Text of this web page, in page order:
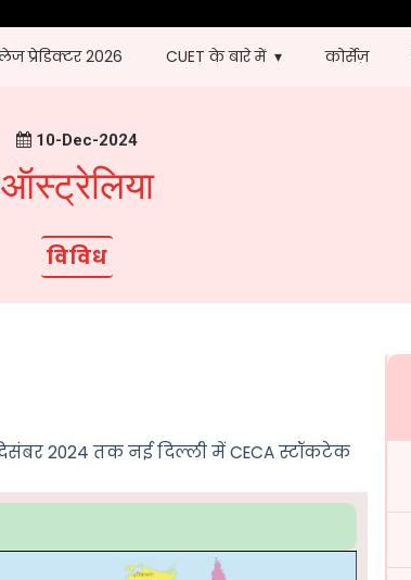
प्रेडिक्टर 2026 CUET के बारे में कोर्सेज़
10-Dec-2024
ऑस्ट्रेलिया
विविध
2024 तक नई दिल्ली में CECA स्टॉकटेक